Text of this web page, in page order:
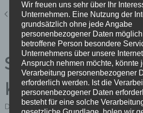
Plenum Ausschuss für Wirtschaft,
Schreibe einen
Kommentar
Du musstangemeldetsein, um einen
Wir freuen uns sehr über Ihr
Unternehmen. Eine Nutzung der
grundsätzlich ohne jede Angabe
personenbezogener Daten
betroffene Person besondere
Unternehmens über unsere
Anspruch nehmen möchte, könnte
Verarbeitung personenbezogener
erforderlich werden. Ist die
personenbezogener Daten
besteht für eine solche